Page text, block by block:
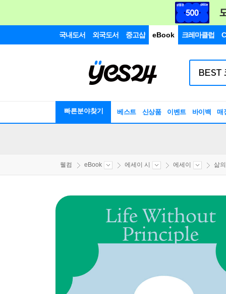
국내도서 외국도서 중고샵 eBook 크레마클럽
빠른분야찾기 베스트 신상품 이벤트 바이백 매
웰컴 eBook 에세이 시 에세이 삶